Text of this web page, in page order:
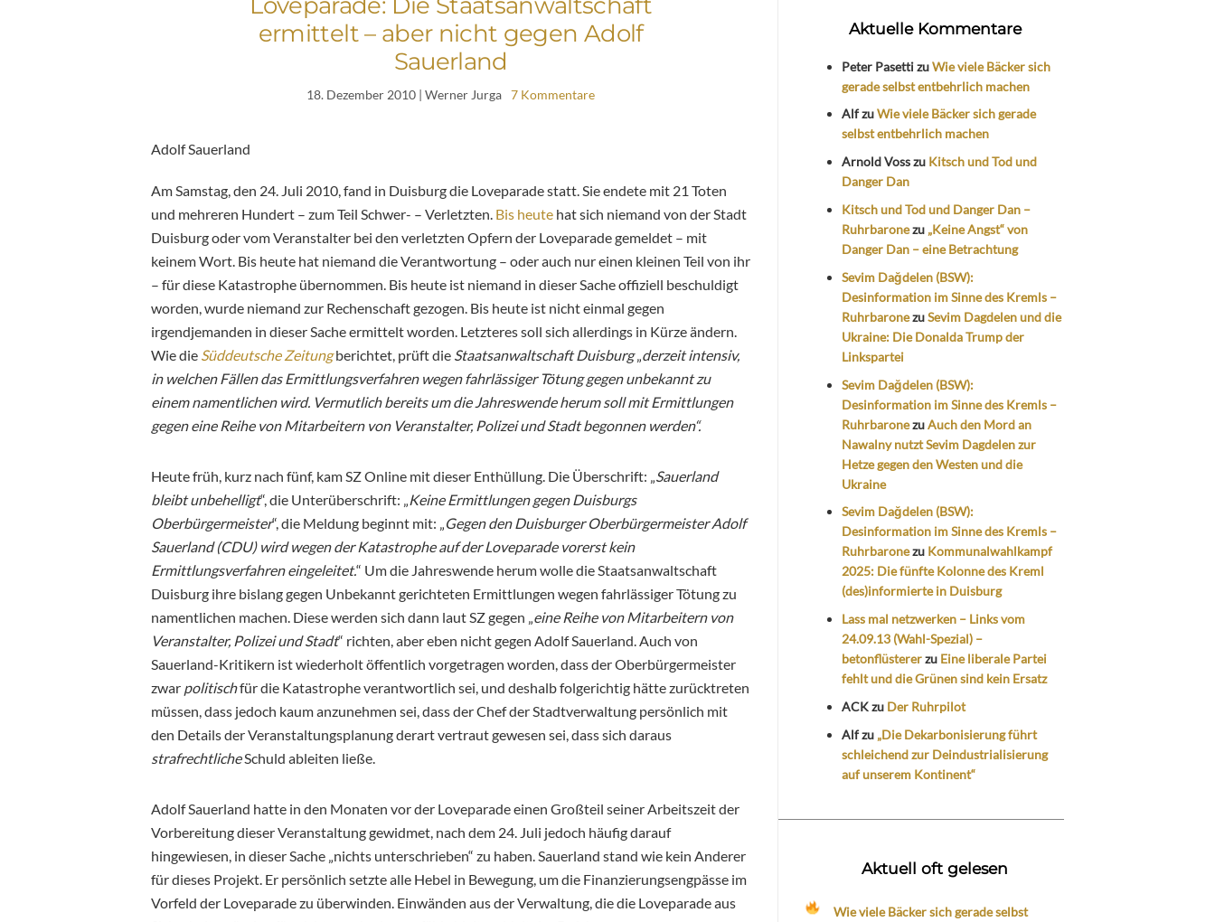
ermittelt – aber nicht gegen Adolf
Sauerland
18. Dezember 2010 | Werner Jurga 7 Kommentare
Adolf Sauerland
Am Samstag, den 24. Juli 2010, fand in Duisburg die Loveparade statt. Sie endete mit 21 Toten
und mehreren Hundert – zum Teil Schwer- – Verletzten. Bis heute hat sich niemand von der Stadt
Duisburg oder vom Veranstalter bei den verletzten Opfern der Loveparade gemeldet – mit
keinem Wort. Bis heute hat niemand die Verantwortung – oder auch nur einen kleinen Teil von ihr
– für diese Katastrophe übernommen. Bis heute ist niemand in dieser Sache offiziell beschuldigt
worden, wurde niemand zur Rechenschaft gezogen. Bis heute ist nicht einmal gegen
irgendjemanden in dieser Sache ermittelt worden. Letzteres soll sich allerdings in Kürze ändern.
Wie die Süddeutsche Zeitungberichtet, prüft die Staatsanwaltschaft Duisburg„ derzeit intensiv,
in welchen Fällen das Ermittlungsverfahren wegen fahrlässiger Tötung gegen unbekannt zu
einem namentlichen wird. Vermutlich bereits um die Jahreswende herum soll mit Ermittlungen
gegen eine Reihe von Mitarbeitern von Veranstalter, Polizei und Stadt begonnen werden“.
Heute früh, kurz nach fünf, kam SZ Online mit dieser Enthüllung. Die Überschrift: „ Sauerland
bleibt unbehelligt“, die Unterüberschrift: „
Keine Ermittlungen gegen Duisburgs
Oberbürgermeister“, die Meldung beginnt mit: „
Gegen den Duisburger Oberbürgermeister Adolf
Sauerland (CDU) wird wegen der Katastrophe auf der Loveparade vorerst kein
Ermittlungsverfahren eingeleitet.“ Um die Jahreswende herum wolle die Staatsanwaltschaft
Duisburg ihre bislang gegen Unbekannt gerichteten Ermittlungen wegen fahrlässiger Tötung zu
namentlichen machen. Diese werden sich dann laut SZ gegen „ eine Reihe von Mitarbeitern von
Veranstalter, Polizei und Stadt“ richten, aber eben nicht gegen Adolf Sauerland. Auch von
Sauerland-Kritikern ist wiederholt öffentlich vorgetragen worden, dass der Oberbürgermeister
zwar politischfür die Katastrophe verantwortlich sei, und deshalb folgerichtig hätte zurücktreten
müssen, dass jedoch kaum anzunehmen sei, dass der Chef der Stadtverwaltung persönlich mit
den Details der Veranstaltungsplanung derart vertraut gewesen sei, dass sich daraus
strafrechtlicheSchuld ableiten ließe.
Adolf Sauerland hatte in den Monaten vor der Loveparade einen Großteil seiner Arbeitszeit der
Vorbereitung dieser Veranstaltung gewidmet, nach dem 24. Juli jedoch häufig darauf
hingewiesen, in dieser Sache „nichts unterschrieben“ zu haben. Sauerland stand wie kein Anderer
für dieses Projekt. Er persönlich setzte alle Hebel in Bewegung, um die Finanzierungsengpässe im
Vorfeld der Loveparade zu überwinden. Einwänden aus der Verwaltung, die die Loveparade aus
Aktuelle Kommentare
Peter PasettizuWie viele Bäcker sich
gerade selbst entbehrlich machen
AlfzuWie viele Bäcker sich gerade
selbst entbehrlich machen
Arnold Vosszu Kitsch und Tod und
Danger Dan
Kitsch und Tod und Danger Dan –
Ruhrbaronezu „Keine Angst“ von
Danger Dan – eine Betrachtung
Sevim Dağdelen (BSW):
Desinformation im Sinne des Kremls –
RuhrbaronezuSevim Dagdelen und die
Ukraine: Die Donalda Trump der
Linkspartei
Sevim Dağdelen (BSW):
Desinformation im Sinne des Kremls –
RuhrbaronezuAuch den Mord an
Nawalny nutzt Sevim Dagdelen zur
Hetze gegen den Westen und die
Ukraine
Sevim Dağdelen (BSW):
Desinformation im Sinne des Kremls –
Ruhrbaronezu Kommunalwahlkampf
2025: Die fünfte Kolonne des Kreml
(des)informierte in Duisburg
Lass mal netzwerken – Links vom
24.09.13 (Wahl-Spezial) –
betonflüstererzu Eine liberale Partei
fehlt und die Grünen sind kein Ersatz
ACKzu Der Ruhrpilot
Alfzu „Die Dekarbonisierung führt
schleichend zur Deindustrialisierung
auf unserem Kontinent“
Aktuell oft gelesen
Wie viele Bäcker sich gerade selbst